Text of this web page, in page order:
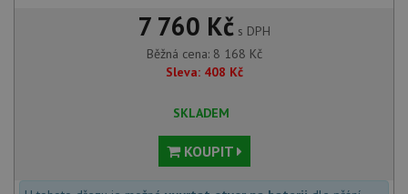
7 760 Kč s DPH
Běžná cena: 8 168 Kč
Sleva: 408 Kč
SKLADEM
KOUPIT